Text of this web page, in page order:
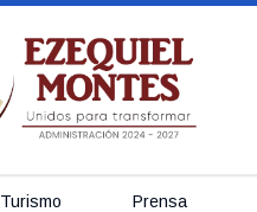
Turismo Prensa